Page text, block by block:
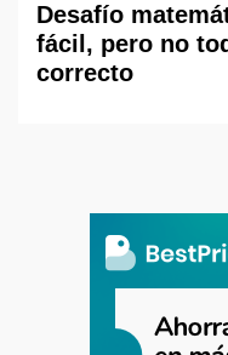
Desafío
fácil, pero no
correcto